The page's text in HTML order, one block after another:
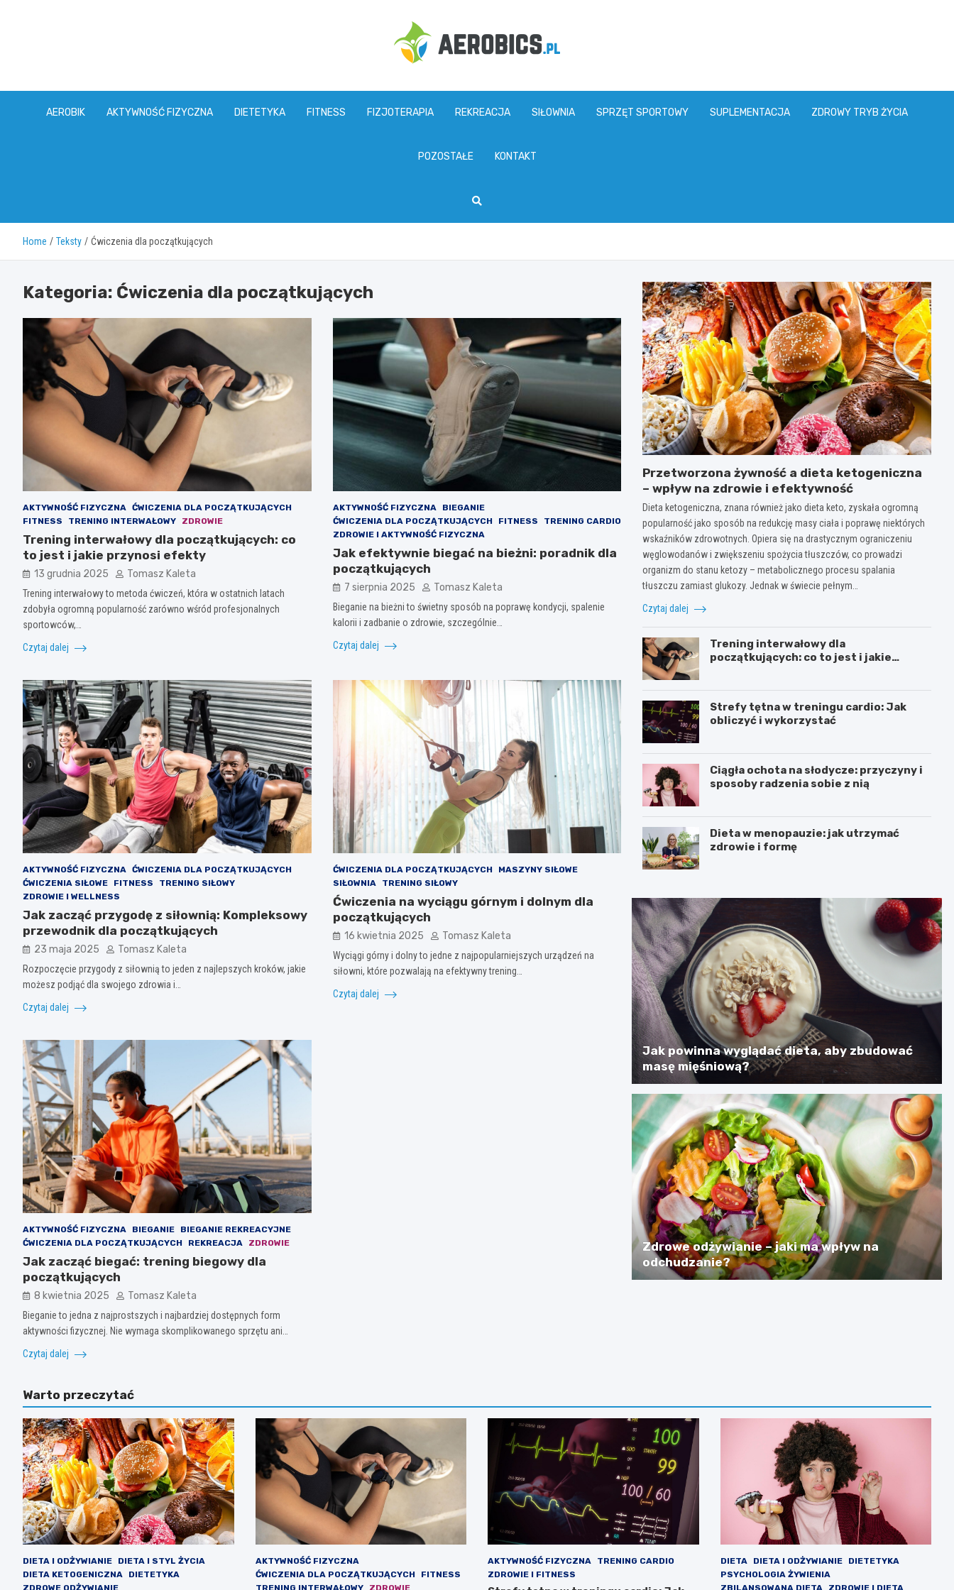
aerobics.pl
AEROBIK AKTYWNOŚĆ FIZYCZNA DIETETYKA FITNESS FIZJOTERAPIA REKREACJA SIŁOWNIA SPRZĘT SPORTOWY SUPLEMENTACJA ZDROWY TRYB ŻYCIA
POZOSTAŁE KONTAKT
Home Teksty Ćwiczenia dla początkujących
Kategoria: Ćwiczenia dla początkujących
AKTYWNOŚĆ FIZYCZNA ĆWICZENIA DLA POCZĄTKUJĄCYCH
FITNESS
TRENING INTERWAŁOWY ZDROWIE
Trening interwałowy dla początkujących: co
to jest i jakie przynosi efekty
13 grudnia 2025 Tomasz Kaleta
Trening interwałowy to metoda ćwiczeń, która w ostatnich latach
zdobyła ogromną popularność zarówno wśród profesjonalnych
sportowców,…
Czytaj dalej
AKTYWNOŚĆ FIZYCZNA
BIEGANIE
ĆWICZENIA DLA POCZĄTKUJĄCYCH
FITNESS
TRENING CARDIO
ZDROWIE I AKTYWNOŚĆ FIZYCZNA
Jak efektywnie biegać na bieżni: poradnik dla
początkujących
7 sierpnia 2025 Tomasz Kaleta
Bieganie na bieżni to świetny sposób na poprawę kondycji, spalenie
kalorii i zadbanie o zdrowie, szczególnie…
Czytaj dalej
AKTYWNOŚĆ FIZYCZNA ĆWICZENIA DLA POCZĄTKUJĄCYCH
ĆWICZENIA SIŁOWE
FITNESS
TRENING SIŁOWY
ZDROWIE I WELLNESS
Jak zacząć przygodę z siłownią: Kompleksowy
przewodnik dla początkujących
23 maja 2025 Tomasz Kaleta
Rozpoczęcie przygody z siłownią to jeden z najlepszych kroków, jakie
możesz podjąć dla swojego zdrowia i…
Czytaj dalej
ĆWICZENIA DLA POCZĄTKUJĄCYCH
MASZYNY SIŁOWE
SIŁOWNIA
TRENING SIŁOWY
Ćwiczenia na wyciągu górnym i dolnym dla
początkujących
16 kwietnia 2025 Tomasz Kaleta
Wyciągi górny i dolny to jedne z najpopularniejszych urządzeń na
siłowni, które pozwalają na efektywny trening…
Czytaj dalej
AKTYWNOŚĆ FIZYCZNA BIEGANIE
BIEGANIE REKREACYJNE
ĆWICZENIA DLA POCZĄTKUJĄCYCH
REKREACJA ZDROWIE
Jak zacząć biegać: trening biegowy dla
początkujących
8 kwietnia 2025 Tomasz Kaleta
Bieganie to jedna z najprostszych i najbardziej dostępnych form
aktywności fizycznej. Nie wymaga skomplikowanego sprzętu ani…
Czytaj dalej
Przetworzona żywność a dieta ketogeniczna
– wpływ na zdrowie i efektywność
Dieta ketogeniczna, znana również jako dieta keto, zyskała ogromną
popularność jako sposób na redukcję masy ciała i poprawę niektórych
wskaźników zdrowotnych. Opiera się na drastycznym ograniczeniu
węglowodanów i zwiększeniu spożycia tłuszczów, co prowadzi
organizm do stanu ketozy – metabolicznego procesu spalania
tłuszczu zamiast glukozy. Jednak w świecie pełnym…
Czytaj dalej
Trening interwałowy dla
początkujących: co to jest i jakie
Strefy tętna w treningu cardio: Jak
obliczyć i wykorzystać
Ciągła ochota na słodycze: przyczyny i
sposoby radzenia sobie z nią
Dieta w menopauzie: jak utrzymać
zdrowie i formę
Jak powinna wyglądać dieta, aby zbudować
masę mięśniową?
Zdrowe odżywianie – jaki ma wpływ na
odchudzanie?
Warto przeczytać
DIETA I ODŻYWIANIE
DIETA I STYL ŻYCIA
DIETA KETOGENICZNA
DIETETYKA
AKTYWNOŚĆ FIZYCZNA
ĆWICZENIA DLA POCZĄTKUJĄCYCH
FITNESS
AKTYWNOŚĆ FIZYCZNA
TRENING CARDIO
ZDROWIE I FITNESS
DIETA DIETA I ODŻYWIANIE
DIETETYKA
PSYCHOLOGIA ŻYWIENIA